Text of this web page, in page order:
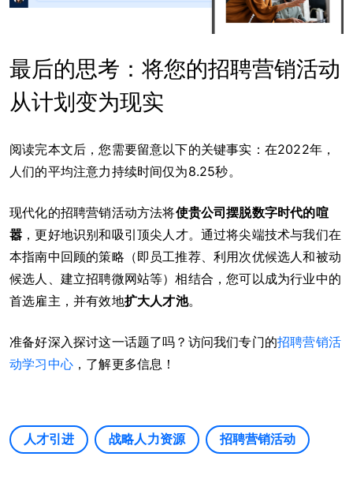
最后的思考：将您的招聘营销活动
从计划变为现实
阅读完本文后，您需要留意以下的关键事实：在2022年，
人们的平均注意力持续时间仅为8.25秒。
现代化的招聘营销活动方法将使贵公司摆脱数字时代的喧
嚣 ，更好地识别和吸引顶尖人才。通过将尖端技术与我们在
本指南中回顾的策略（即员工推荐、利用次优候选人和被动
候选人、建立招聘微网站等）相结合，您可以成为行业中的
首选雇主，并有效地扩大人才池。
准备好深入探讨这一话题了吗？访问我们专门的招聘营销活
动学习中心，了解更多信息！
人才引进 战略人力资源 招聘营销活动